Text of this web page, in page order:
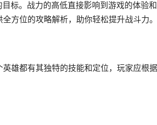
标。战力的高低直接影响到游戏的体验和
方位的攻略解析，助你轻松提升战斗力。
雄都有其独特的技能和定位，玩家应根